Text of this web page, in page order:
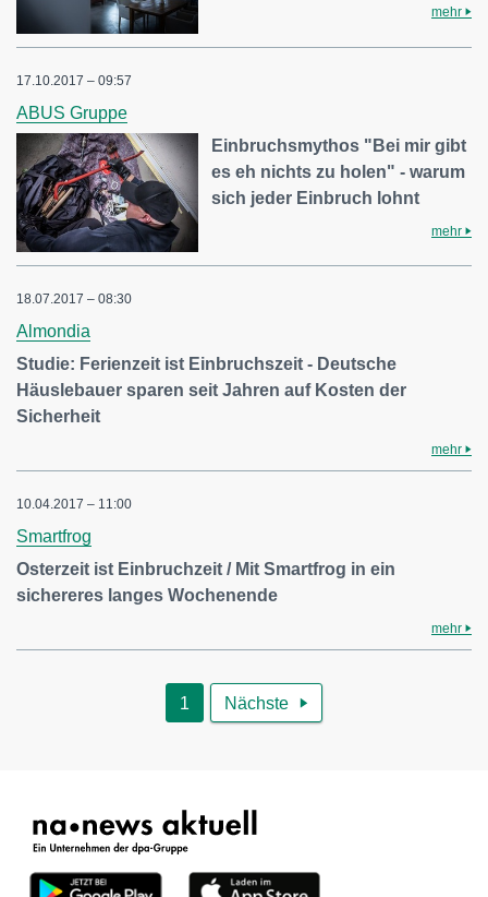
mehr
17.10.2017 – 09:57
ABUS Gruppe
Einbruchsmythos "Bei mir gibt
es eh nichts zu holen" - warum
sich jeder Einbruch lohnt
mehr
18.07.2017 – 08:30
Almondia
Studie: Ferienzeit ist Einbruchszeit - Deutsche
Häuslebauer sparen seit Jahren auf Kosten der
Sicherheit
mehr
10.04.2017 – 11:00
Smartfrog
Osterzeit ist Einbruchzeit / Mit Smartfrog in ein
sichereres langes Wochenende
mehr
1 Nächste 